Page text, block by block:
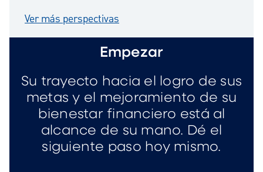
Ver más perspectivas
Empezar
Su trayecto hacia el logro de sus
metas y el mejoramiento de su
bienestar financiero está al
alcance de su mano. Dé el
siguiente paso hoy mismo.